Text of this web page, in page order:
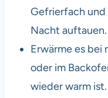
Gefrierfach und
Nacht auftauen.
Erwärme es bei
oder im
wieder warm ist.